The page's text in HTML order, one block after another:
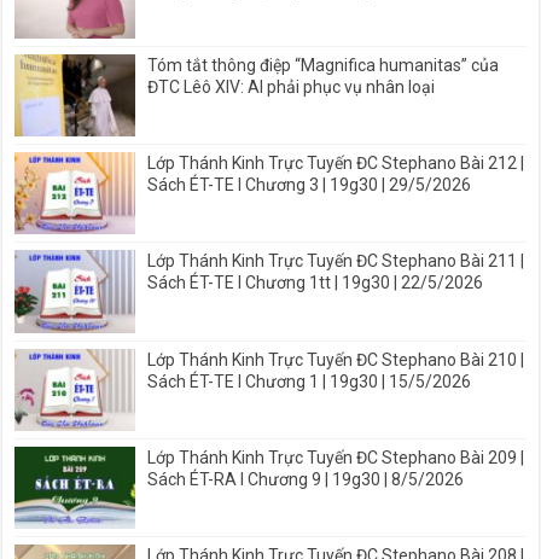
Tóm tắt thông điệp “Magnifica humanitas” của
ĐTC Lêô XIV: AI phải phục vụ nhân loại
Lớp Thánh Kinh Trực Tuyến ĐC Stephano Bài 212 |
Sách ÉT-TE I Chương 3 | 19g30 | 29/5/2026
Lớp Thánh Kinh Trực Tuyến ĐC Stephano Bài 211 |
Sách ÉT-TE I Chương 1tt | 19g30 | 22/5/2026
Lớp Thánh Kinh Trực Tuyến ĐC Stephano Bài 210 |
Sách ÉT-TE I Chương 1 | 19g30 | 15/5/2026
Lớp Thánh Kinh Trực Tuyến ĐC Stephano Bài 209 |
Sách ÉT-RA I Chương 9 | 19g30 | 8/5/2026